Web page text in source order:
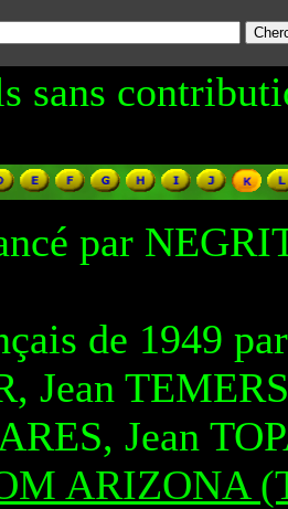
sans
par
de 1949
Jean
Jean
ARIZONA